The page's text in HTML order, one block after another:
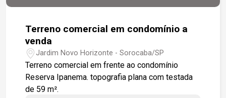
Terreno comercial em condomínio a
venda
Jardim Novo Horizonte - Sorocaba/SP
Terreno comercial em frente ao condomínio
Reserva Ipanema. topografia plana com testada
de 59 m².